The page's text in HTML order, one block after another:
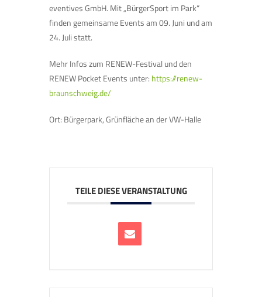
eventives GmbH. Mit „BürgerSport im Park“
finden gemeinsame Events am 09. Juni und am
24. Juli statt.
Mehr Infos zum RENEW-Festival und den
RENEW Pocket Events unter: https://renew-
braunschweig.de/
Ort: Bürgerpark, Grünfläche an der VW-Halle
TEILE DIESE VERANSTALTUNG